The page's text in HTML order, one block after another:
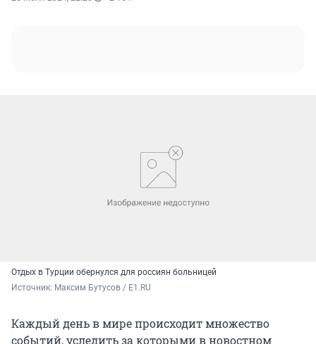
Отдых в Турции обернулся для россиян больницей
Источник: Максим Бутусов / E1.RU
Каждый день в мире происходит множество
событий, уследить за которыми в новостном